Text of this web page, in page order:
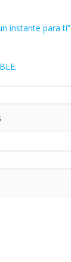
instante para ti”